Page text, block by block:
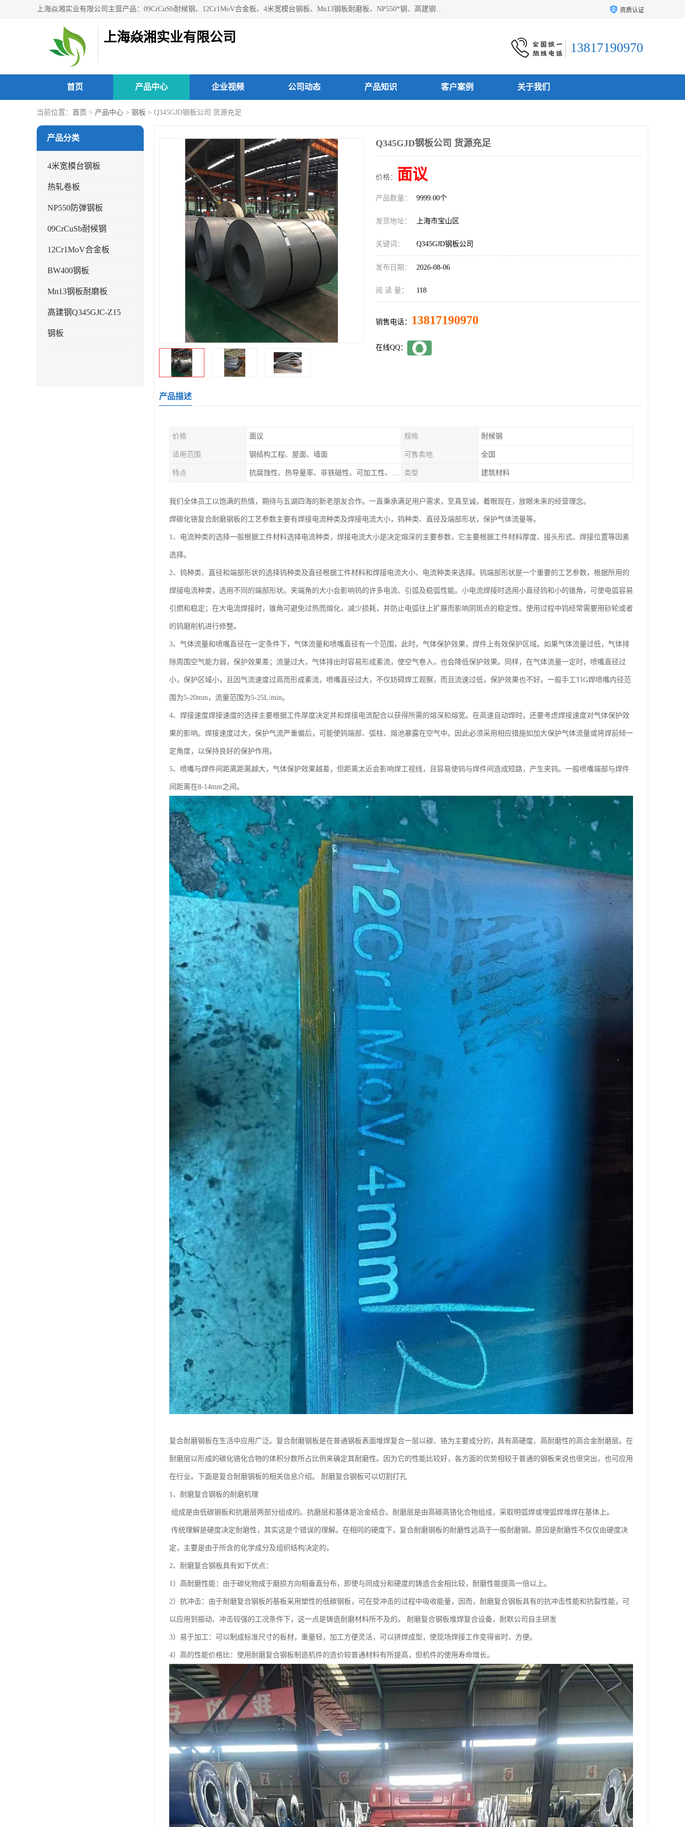
上海焱湘实业有限公司主营产品：09CrCuSb耐候钢、12Cr1MoV合金板、4米宽模台钢板、Mn13钢板耐磨板、NP550*钢、高建钢Q345GJC-Z15等；欢迎前来咨询选购。 资质认证
上海焱湘实业有限公司
13817190970
首页 产品中心 企业视频 公司动态 产品知识 客户案例 关于我们
当前位置： 首页 > 产品中心 > 钢板 > Q345GJD钢板公司 货源充足
产品分类
4米宽模台钢板
热轧卷板
NP550防弹钢板
09CrCuSb耐候钢
12Cr1MoV合金板
BW400钢板
Mn13钢板耐磨板
高建钢Q345GJC-Z15
钢板
Q345GJD钢板公司 货源充足
价格： 面议
产品数量： 9999.00个
发货地址： 上海市宝山区
关键词： Q345GJD钢板公司
发布日期： 2026-08-06
阅 读 量： 118
销售电话： 13817190970
在线QQ：
产品描述
价格 面议 规格 耐候钢
适用范围 钢结构工程、屋面、墙面 可售卖地 全国
特点 抗腐蚀性、热导量率、非铁磁性、可加工性、可成形性、回收性 类型 建筑材料
我们全体员工以饱满的热情，期待与五湖四海的新老朋友合作。一直秉承满足用户需求，至真至诚，着眼现在，放眼未来的经营理念。
焊碳化铬复合耐磨钢板的工艺参数主要有焊接电流种类及焊接电流大小，钨种类、直径及端部形状，保护气体流量等。
1、电流种类的选择一般根据工件材料选择电流种类，焊接电流大小是决定熔深的主要参数，它主要根据工件材料厚度、接头形式、焊接位置等因素
选择。
2、钨种类、直径和端部形状的选择钨种类及直径根据工件材料和焊接电流大小、电流种类来选择。钨端部形状是一个重要的工艺参数，根据所用的
焊接电流种类，选用不同的端部形状。夹端角的大小会影响钨的许多电流、引弧及稳弧性能。小电流焊接时选用小直径钨和小的锥角，可使电弧容易
引燃和稳定；在大电流焊接时，锥角可避免过热而熔化，减少损耗，并防止电弧往上扩展而影响阴斑点的稳定性。使用过程中钨经常需要用砂轮或者
的钨磨削机进行修整。
3、气体流量和喷嘴直径在一定条件下，气体流量和喷嘴直径有一个范围，此时，气体保护效果，焊件上有效保护区域。如果气体流量过低，气体排
除周围空气能力弱，保护效果差；流量过大，气体排出时容易形成紊流，使空气卷入，也会降低保护效果。同样，在气体流量一定时，喷嘴直径过
小，保护区域小，且因气流速度过高而形成紊流，喷嘴直径过大，不仅妨碍焊工观察，而且流速过低，保护效果也不好。一般手工TIG焊喷嘴内径范
围为5-20mm，流量范围为5-25L/min。
4、焊接速度焊接速度的选择主要根据工件厚度决定并和焊接电流配合以获得所需的熔深和熔宽。在高速自动焊时，还要考虑焊接速度对气体保护效
果的影响。焊接速度过大，保护气流严重偏后，可能使钨端部、弧柱、熔池暴露在空气中。因此必须采用相应措施如加大保护气体流量或将焊前倾一
定角度，以保持良好的保护作用。
5、喷嘴与焊件间距离距离越大，气体保护效果越差，但距离太近会影响焊工视线，且容易使钨与焊件间造成短路，产生夹钨。一般喷嘴端部与焊件
间距离在8-14mm之间。
复合耐磨钢板在生活中应用广泛。复合耐磨钢板是在普通钢板表面堆焊复合一层以碳、铬为主要成分的，具有高硬度、高耐磨性的高合金耐磨层。在
耐磨层以形成的碳化铬化合物的体积分数所占比例来确定其耐磨性。因为它的性能比较好，各方面的优势相较于普通的钢板来说也很突出，也可应用
在行业。下面是复合耐磨钢板的相关信息介绍。 耐磨复合钢板可以切割打孔
1、耐磨复合钢板的耐磨机理
组成是由低碳钢板和抗磨层两部分组成的。抗磨层和基体是冶金结合。耐磨层是由高碳高铬化合物组成，采取明弧焊或埋弧焊堆焊在基体上。
传统理解是硬度决定耐磨性，其实这是个错误的理解。在相同的硬度下，复合耐磨钢板的耐磨性远高于一般耐磨钢。原因是耐磨性不仅仅由硬度决
定，主要是由于所含的化学成分及组织结构决定的。
2、耐磨复合钢板具有如下优点：
1）高耐磨性能：由于碳化物成于磨损方向相垂直分布，即使与同成分和硬度的铸造合金相比较，耐磨性能提高一倍以上。
2）抗冲击：由于耐磨复合钢板的基板采用塑性的低碳钢板，可在受冲击的过程中吸收能量，因而，耐磨复合钢板具有的抗冲击性能和抗裂性能，可
以应用到振动、冲击较强的工况条件下，这一点是铸造耐磨材料所不及的。 耐磨复合钢板堆焊复合设备，耐默公司自主研发
3）易于加工：可以制成标准尺寸的板材，重量轻，加工方便灵活，可以拼焊成型，使现场焊接工作变得省时、方便。
4）高的性能价格比：使用耐磨复合钢板制造机件的造价较普通材料有所提高，但机件的使用寿命增长。